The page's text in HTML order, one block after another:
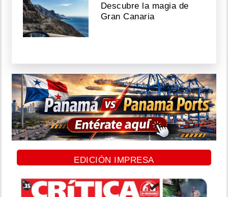
Descubre la magia de
Gran Canaria
EDICIÓN IMPRESA